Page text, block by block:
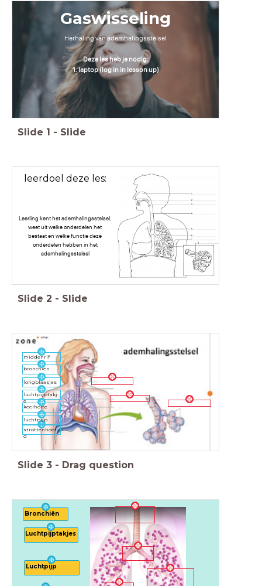
Gaswisseling
Herhaling van ademhalingsstelsel
Deze les heb je nodig:
1. laptop (log in in lesson up)
Slide 1 - Slide
leerdoel deze les:
Leerling kent het ademhalingsstelsel,
weet uit welke onderdelen het
bestaat en welke functie deze
onderdelen hebben in het
ademhalingsstelsel
Slide 2 - Slide
strottenhoof
d
bronchiën
longblaasjes
luchtpijptakj
e
keelholte
luchtpijp
middenrif
Slide 3 - Drag question
Bronchiën
Luchtpijp
Luchtpijptakjes